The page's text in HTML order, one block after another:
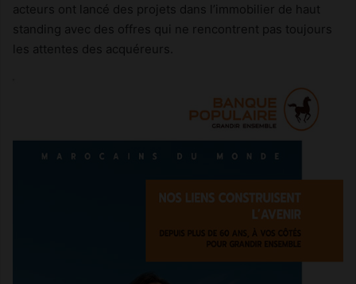
acteurs ont lancé des projets dans l’immobilier de haut
standing avec des offres qui ne rencontrent pas toujours
les attentes des acquéreurs.